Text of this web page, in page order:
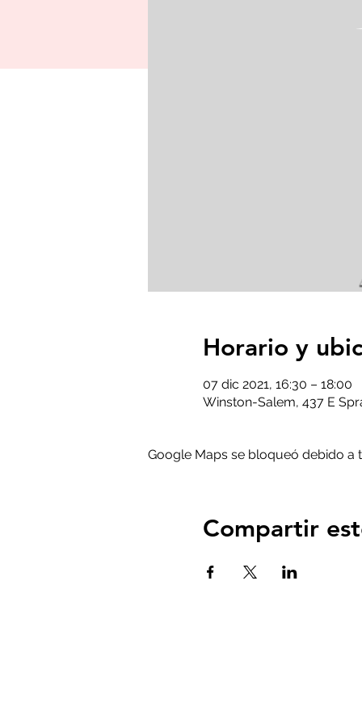
Horario y
07 dic 2021, 16:30 – 18:00
Winston-Salem, 437 E
Google Maps se bloqueó debido a
Compartir